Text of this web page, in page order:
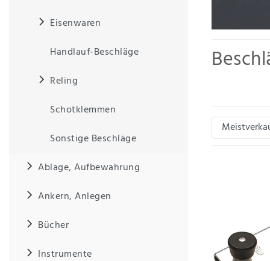
Eisenwaren
Handlauf-Beschläge
Reling
Schotklemmen
Sonstige Beschläge
Ablage, Aufbewahrung
Ankern, Anlegen
Bücher
Instrumente
bestätige
ich, dass
Daten­
erklärung
habe.